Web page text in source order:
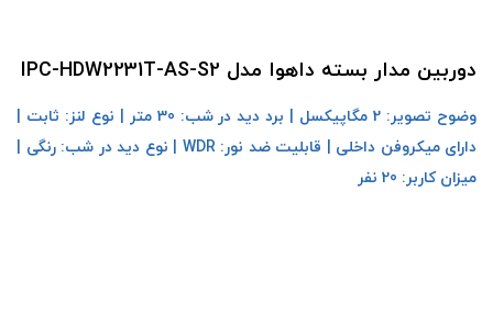
دوربین مدار بسته داهوا مدل IPC-HDW2231T-AS-S2
وضوح تصویر: 2 مگاپیکسل | برد دید در شب: 30 متر | نوع لنز: ثابت |
دارای میکروفن داخلی | قابلیت ضد نور: WDR | نوع دید در شب: رنگی |
میزان کاربر: 20 نفر